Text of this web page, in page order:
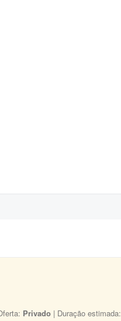
Privado | Duração estimada: